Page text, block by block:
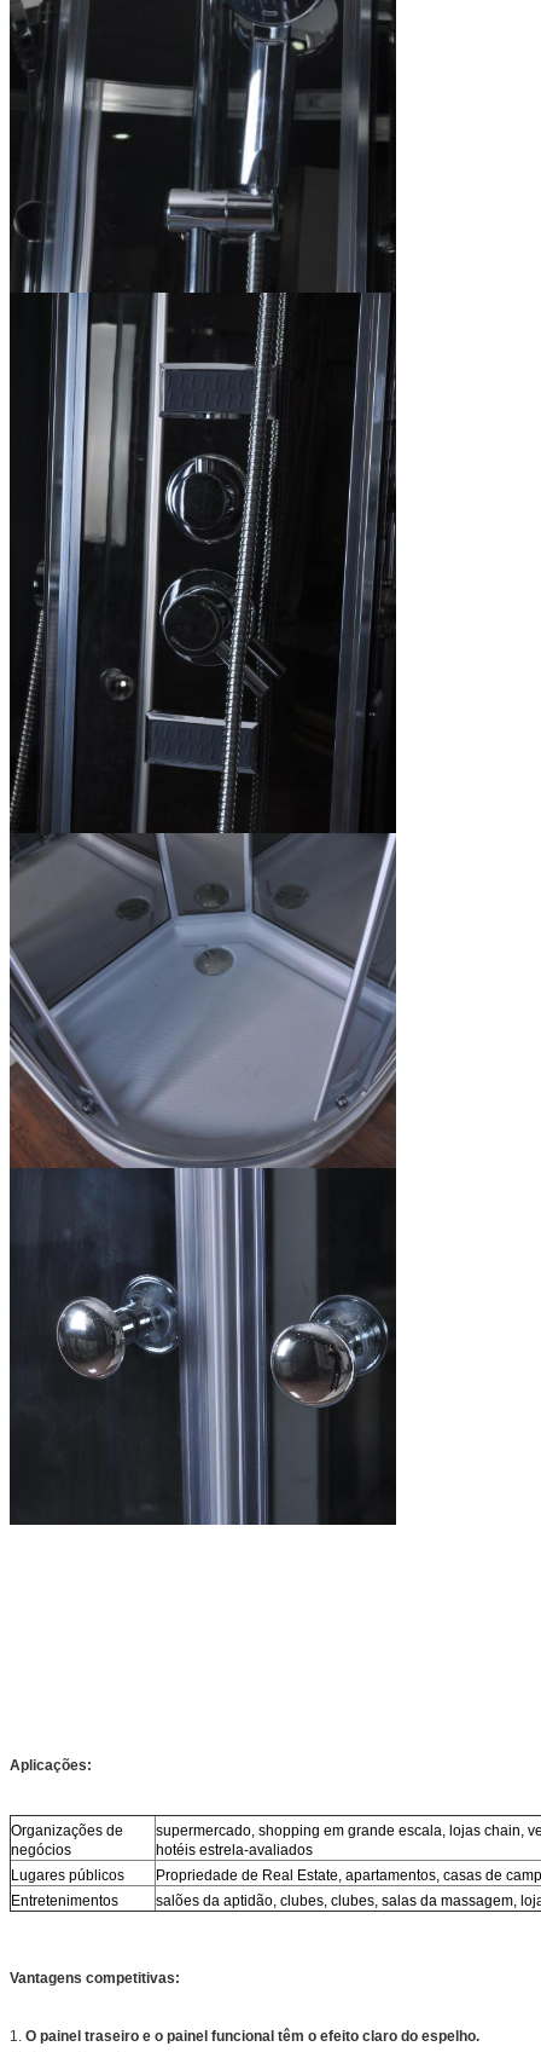
Aplicações:
Organizações de
negócios
supermercado, shopping em grande escala, lojas chain,
hotéis estrela-avaliados
Lugares públicos
Propriedade de Real Estate, apartamentos, casas de
Entretenimentos
salões da aptidão, clubes, clubes, salas da massagem,
Vantagens competitivas:
1. O painel traseiro e o painel funcional têm o efeito claro do espelho.